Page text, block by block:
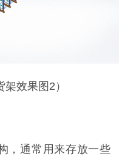
效果图2）
，通常用来存放一些